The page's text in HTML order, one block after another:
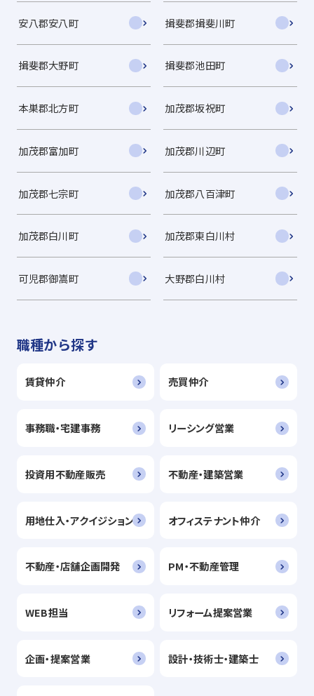
安八郡安八町 揖斐郡揖斐川町
揖斐郡大野町 揖斐郡池田町
本巣郡北方町 加茂郡坂祝町
加茂郡富加町 加茂郡川辺町
加茂郡七宗町 加茂郡八百津町
加茂郡白川町 加茂郡東白川村
可児郡御嵩町 大野郡白川村
職種から探す
賃貸仲介 売買仲介
事務職・宅建事務 リーシング営業
投資用不動産販売 不動産・建築営業
用地仕入・アクイジション オフィステナント仲介
不動産・店舗企画開発 PM・不動産管理
WEB担当 リフォーム提案営業
企画・提案営業 設計・技術士・建築士